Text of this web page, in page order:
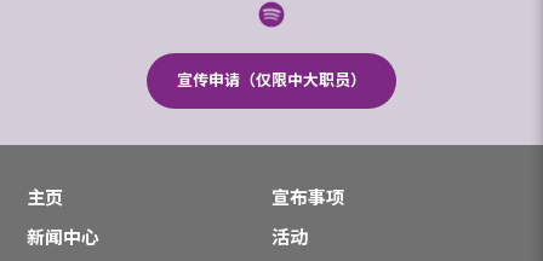
宣传申请（仅限中大职员）
主页
宣布事项
新闻中心
活动